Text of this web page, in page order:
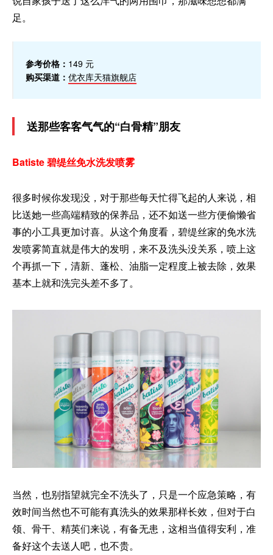
足。
参考价格： 149 元
购买渠道： 优衣库天猫旗舰店
送那些客客气气的“白骨精”朋友
Batiste 碧缇丝免水洗发喷雾
很多时候你发现没，对于那些每天忙得飞起的人来说，相
比送她一些高端精致的保养品，还不如送一些方便偷懒省
事的小工具更加讨喜。从这个角度看，碧缇丝家的免水洗
发喷雾简直就是伟大的发明，来不及洗头没关系，喷上这
个再抓一下，清新、蓬松、油脂一定程度上被去除，效果
基本上就和洗完头差不多了。
当然，也别指望就完全不洗头了，只是一个应急策略，有
效时间当然也不可能有真洗头的效果那样长效，但对于白
领、骨干、精英们来说，有备无患，这相当值得安利，准
备好这个去送人吧，也不贵。